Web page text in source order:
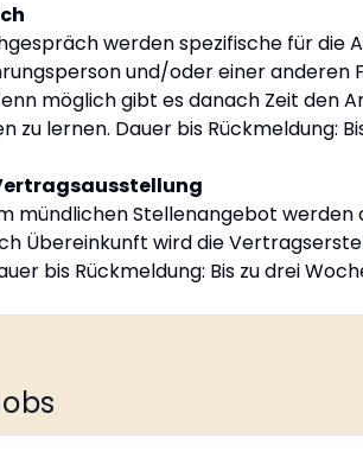
werden spezifische für die
und/oder einer anderen
möglich gibt es danach Zeit den
zu lernen. Dauer bis Rückmeldung:
mündlichen Stellenangebot
Übereinkunft wird die
bis Rückmeldung: Bis zu drei